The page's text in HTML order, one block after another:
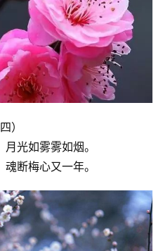
四）
光如雾雾如烟。
断梅心又一年。